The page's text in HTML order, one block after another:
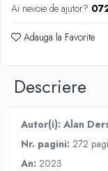
Ai nevoie de ajutor?
Adauga la Favorite
Descriere
Autor(i): Alan
Nr. pagini: 272
An: 2023